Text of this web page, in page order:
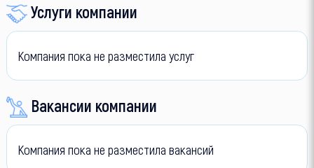
Услуги компании
Компания пока не разместила услуг
Вакансии компании
Компания пока не разместила вакансий